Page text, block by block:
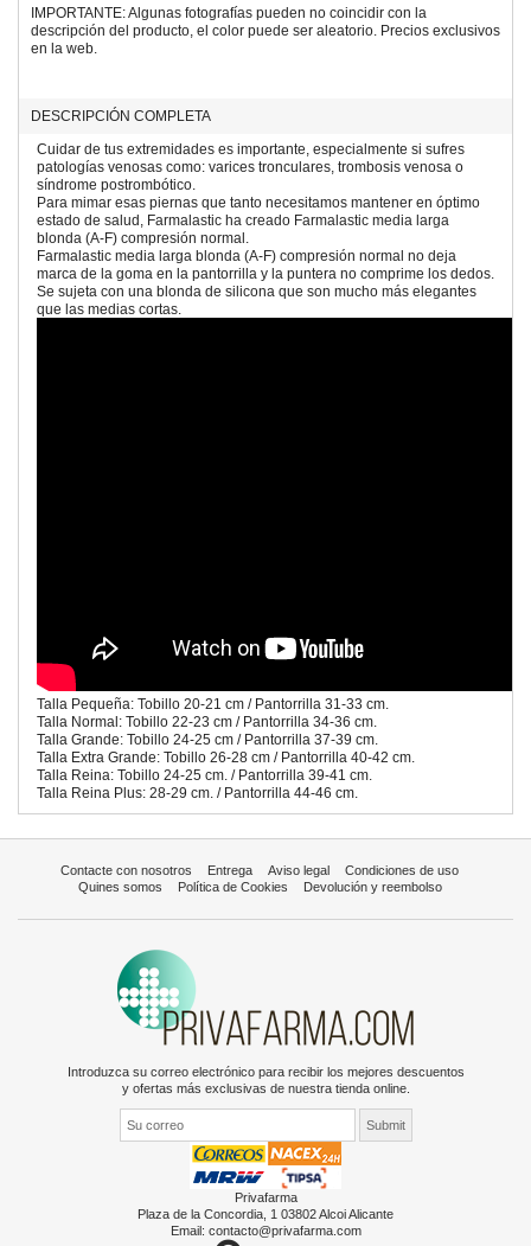
IMPORTANTE: Algunas fotografías pueden no coincidir con la
descripción del producto, el color puede ser aleatorio. Precios exclusivos
en la web.
DESCRIPCIÓN COMPLETA
Cuidar de tus extremidades es importante, especialmente si sufres
patologías venosas como: varices tronculares, trombosis venosa o
síndrome postrombótico.
Para mimar esas piernas que tanto necesitamos mantener en óptimo
estado de salud, Farmalastic ha creado Farmalastic media larga
blonda (A-F) compresión normal.
Farmalastic media larga blonda (A-F) compresión normal no deja
marca de la goma en la pantorrilla y la puntera no comprime los dedos.
Se sujeta con una blonda de silicona que son mucho más elegantes
que las medias cortas.
Talla Pequeña: Tobillo 20-21 cm / Pantorrilla 31-33 cm.
Talla Normal: Tobillo 22-23 cm / Pantorrilla 34-36 cm.
Talla Grande: Tobillo 24-25 cm / Pantorrilla 37-39 cm.
Talla Extra Grande: Tobillo 26-28 cm / Pantorrilla 40-42 cm.
Talla Reina: Tobillo 24-25 cm. / Pantorrilla 39-41 cm.
Talla Reina Plus: 28-29 cm. / Pantorrilla 44-46 cm.
Contacte con nosotros Entrega Aviso legal
Condiciones de uso
Quines somos
Política de Cookies Devolución y reembolso
Introduzca su correo electrónico para recibir los mejores descuentos
y ofertas más exclusivas de nuestra tienda online.
Privafarma
Plaza de la Concordia, 1 03802 Alcoi Alicante
Email: contacto@privafarma.com